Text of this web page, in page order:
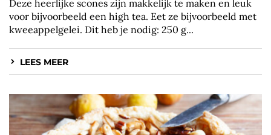
Deze heerlijke scones zijn makkelijk te maken en leuk
voor bijvoorbeeld een high tea. Eet ze bijvoorbeeld met
kweeappelgelei. Dit heb je nodig: 250 g...
LEES MEER